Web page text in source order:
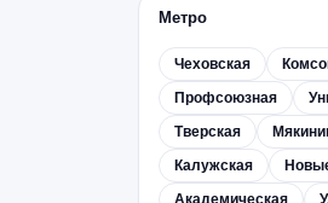
Метро
Чеховская
Профсоюзная
Тверская
Калужская
Академическая